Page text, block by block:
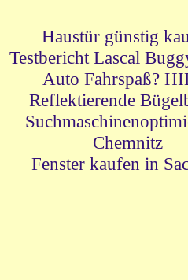
Haustür günstig
Testbericht Lascal
Auto Fahrspaß?
Reflektierende
Chemnitz
Fenster kaufen in